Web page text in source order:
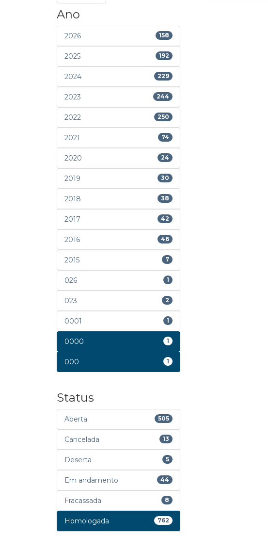
Ano
2026 158
2025 192
2024 229
2023 244
2022 250
2021 74
2020 24
2019 30
2018 38
2017 42
2016 46
2015 7
026 1
023 2
0001 1
0000 1
000 1
Status
Aberta 505
Cancelada 13
Deserta 5
Em andamento 44
Fracassada 8
Homologada 762